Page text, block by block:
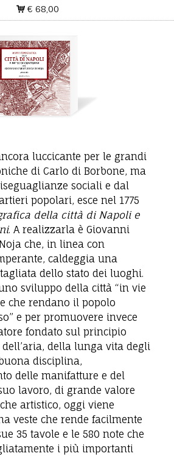
€ 68,00
luccicante per le grandi
di Carlo di Borbone, ma
sociali e dal
popolari, esce nel 1775
della città di Napoli e
. A realizzarla è Giovanni
che, in linea con
caldeggia una
dello stato dei luoghi.
sviluppo della città “in vie
che rendano il popolo
e per promuovere invece
fondato sul principio
della lunga vita degli
disciplina,
delle manifatture e del
lavoro, di grande valore
artistico, oggi viene
veste che rende facilmente
35 tavole e le 580 note che
i più importanti